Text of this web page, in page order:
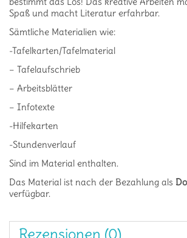
Spaß und macht Literatur erfahrbar.
Sämtliche Materialien wie:
-Tafelkarten/Tafelmaterial
– Tafelaufschrieb
– Arbeitsblätter
– Infotexte
-Hilfekarten
-Stundenverlauf
Sind im Material enthalten.
Das Material ist nach der Bezahlung als
verfügbar.
Rezensionen (0)